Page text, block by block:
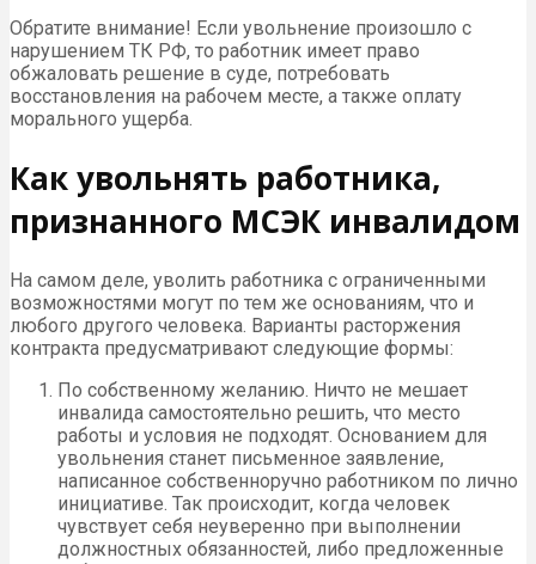
Обратите внимание! Если увольнение произошло с
нарушением ТК РФ, то работник имеет право
обжаловать решение в суде, потребовать
восстановления на рабочем месте, а также оплату
морального ущерба.
Как увольнять работника,
признанного МСЭК инвалидом
На самом деле, уволить работника с ограниченными
возможностями могут по тем же основаниям, что и
любого другого человека. Варианты расторжения
контракта предусматривают следующие формы:
По собственному желанию. Ничто не мешает
инвалида самостоятельно решить, что место
работы и условия не подходят. Основанием для
увольнения станет письменное заявление,
написанное собственноручно работником по лично
инициативе. Так происходит, когда человек
чувствует себя неуверенно при выполнении
должностных обязанностей, либо предложенные